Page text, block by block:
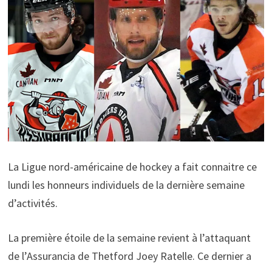
La Ligue nord-américaine de hockey a fait connaitre ce
lundi les honneurs individuels de la dernière semaine
d’activités.
La première étoile de la semaine revient à l’attaquant
de l’Assurancia de Thetford Joey Ratelle. Ce dernier a